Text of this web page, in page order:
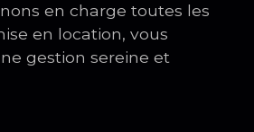
en charge toutes les
en location, vous
gestion sereine et